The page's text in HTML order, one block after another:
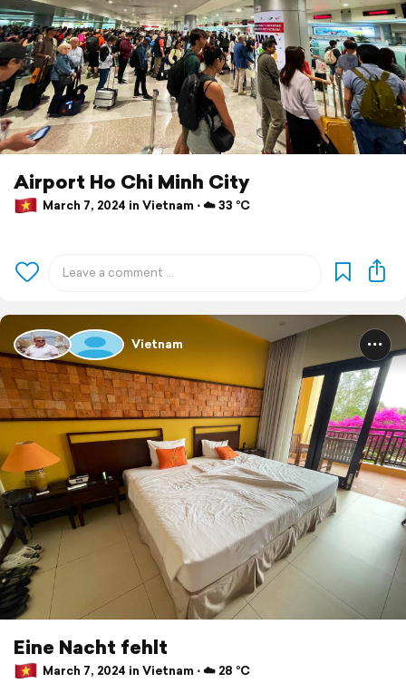
Airport Ho Chi Minh City
March 7, 2024 in Vietnam ⋅ ☁️ 33 °C
Vietnam
Eine Nacht fehlt
March 7, 2024 in Vietnam ⋅ ☁️ 28 °C